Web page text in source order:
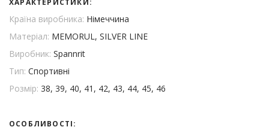
ХАРАКТЕРИСТИКИ:
Країна виробника: Німеччина
Матеріал: MEMORUL, SILVER LINE
Виробник: Spannrit
Тип: Спортивні
Розмір: 38, 39, 40, 41, 42, 43, 44, 45, 46
ОСОБЛИВОСТІ: